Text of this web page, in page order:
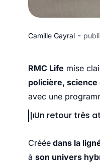
Camille Gayral -
RMC Life mise
policière,
avec une
Un retour très
Créée dans la
à son univers